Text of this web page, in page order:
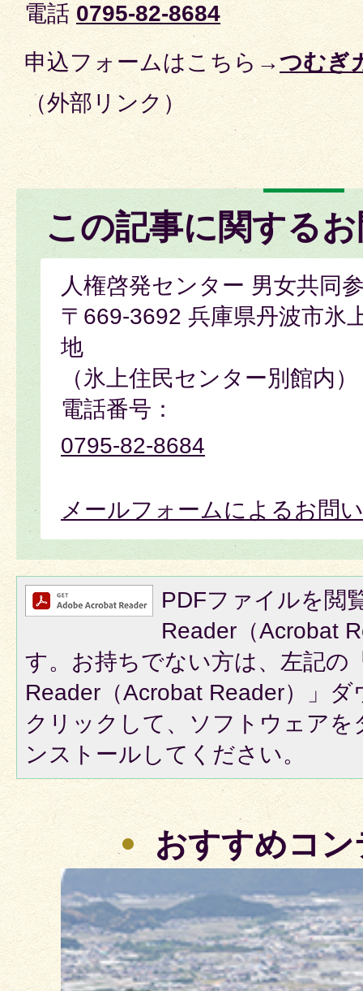
電話0795-82-8684
申込フォームはこちら→つむぎ
（外部リンク）
この記事に関する
人権啓発センター 男女共同
〒669-3692 兵庫県丹波市氷
地
（氷上住民センター別館内）
電話番号：
0795-82-8684
メールフォームによるお問
PDFファイルを閲
Reader（Acrobat
す。お持ちでない方は、左記の
Reader（Acrobat Reader）」
クリックして、ソフトウェア
ンストールしてください。
おすすめコ
枚
目